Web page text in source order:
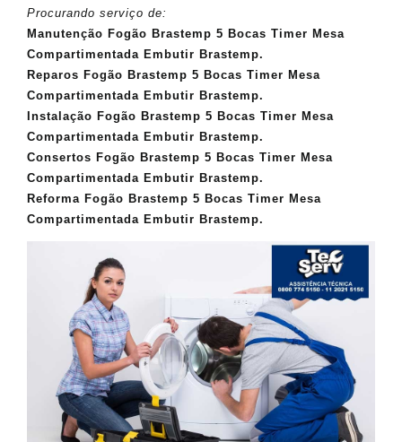
Procurando serviço de:
Manutenção Fogão Brastemp 5 Bocas Timer Mesa
Compartimentada Embutir Brastemp.
Reparos Fogão Brastemp 5 Bocas Timer Mesa
Compartimentada Embutir Brastemp.
Instalação Fogão Brastemp 5 Bocas Timer Mesa
Compartimentada Embutir Brastemp.
Consertos Fogão Brastemp 5 Bocas Timer Mesa
Compartimentada Embutir Brastemp.
Reforma Fogão Brastemp 5 Bocas Timer Mesa
Compartimentada Embutir Brastemp.